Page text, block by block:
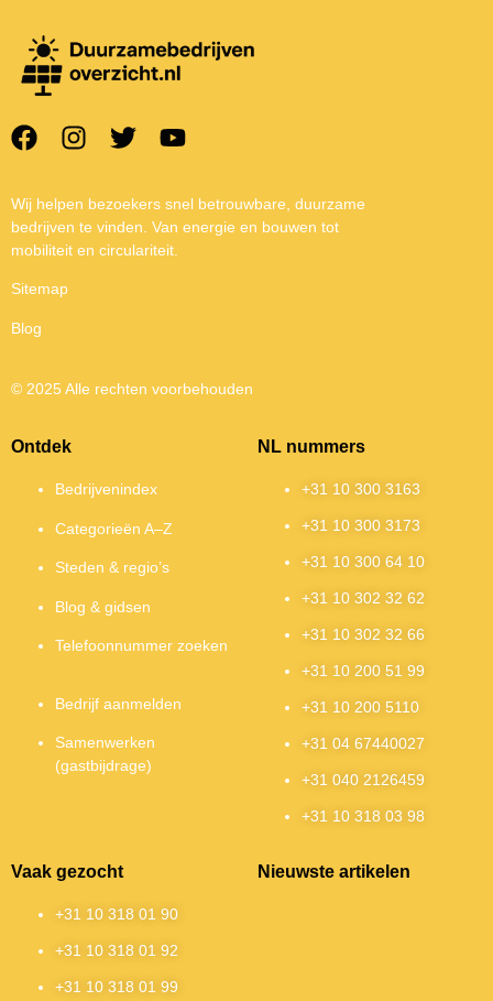
Wij helpen bezoekers snel betrouwbare, duurzame
bedrijven te vinden. Van energie en bouwen tot
mobiliteit en circulariteit.
Sitemap
Blog
© 2025 Alle rechten voorbehouden
Ontdek
Bedrijvenindex
Categorieën A–Z
Steden & regio’s
Blog & gidsen
Telefoonnummer zoeken
Bedrijf aanmelden
Samenwerken
(gastbijdrage)
NL nummers
+31 10 300 3163
+31 10 300 3173
+31 10 300 64 10
+31 10 302 32 62
+31 10 302 32 66
+31 10 200 51 99
+31 10 200 5110
+31 04 67440027
+31 040 2126459
+31 10 318 03 98
Vaak gezocht
+31 10 318 01 90
+31 10 318 01 92
+31 10 318 01 99
Nieuwste artikelen